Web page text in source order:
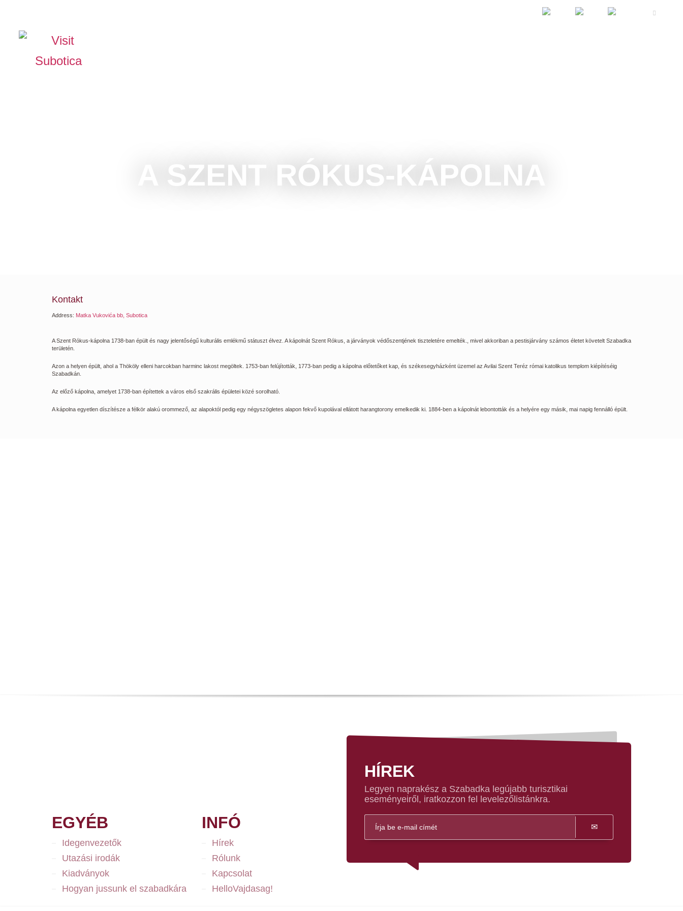
A SZENT RÓKUS-KÁPOLNA
Kontakt
Address: Matka Vukovića bb, Subotica
A Szent Rókus-kápolna 1738-ban épült és nagy jelentőségű kulturális emlékmű státuszt élvez. A kápolnát Szent Rókus, a járványok védőszentjének tiszteletére emelték., mivel akkoriban a pestisjárvány számos életet követelt Szabadka
területén.
Azon a helyen épült, ahol a Thököly elleni harcokban harminc lakost megöltek. 1753-ban felújították, 1773-ban pedig a kápolna előtetőket kap, és székesegyházként üzemel az Avilai Szent Teréz római katolikus templom kiépítéséig
Szabadkán.
Az előző kápolna, amelyet 1738-ban építettek a város első szakrális épületei közé sorolható.
A kápolna egyetlen díszítésze a félkör alakú orommező, az alapoktól pedig egy négyszögletes alapon fekvő kupolával ellátott harangtorony emelkedik ki. 1884-ben a kápolnát lebontották és a helyére egy másik, mai napig fennálló épült.
EGYÉB
Idegenvezetők
Utazási irodák
Kiadványok
Hogyan jussunk el szabadkára
INFÓ
Hírek
Rólunk
Kapcsolat
HelloVajdasag!
HÍREK
Legyen naprakész a Szabadka legújabb turisztikai
eseményeiről, iratkozzon fel levelezőlistánkra.